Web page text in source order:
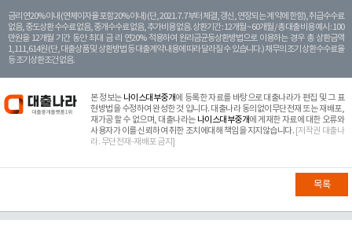
금리 연20% 이내 (연체이자율 포함 20% 이내) (단, 2021. 7. 7부터 체결, 갱신, 연장되는 계 약에 한함), 취급수수료
없음, 중도상환 수수료 없음, 중개수수료 없음, 추가비용 없음. 상환기간 : 12개월 ~ 60개월 / 총 대출 비용 예시 : 100
만원을 12개월 기간 동안 최대 금 리 연20% 적용하여 원리금균등상환방법으로 이용하는 경우 총 상환금액
1,111,614원 (단, 대출상품 및 상환방법 등 대출계약 내용에 따라 달라질 수 있습니다.) 채무의 조기 상환수수료율
등 조기상환조건 없음.
본 정보는 나이스대부중개에 등록한 자료를 바탕으로 대출나라가 편집 및 그 표
현방법을 수정하여 완성한 것 입니다. 대출나라 동의없이무단전재 또는 재배포,
재가공 할 수 없으며, 대출나라는 나이스대부중개에 게재한 자료에 대한 오류와
사용자가 이를 신뢰하여 취한 조치에대해 책임을 지지않습니다. [저작권 대출나
라. 무단전재-재배포 금지]
목록